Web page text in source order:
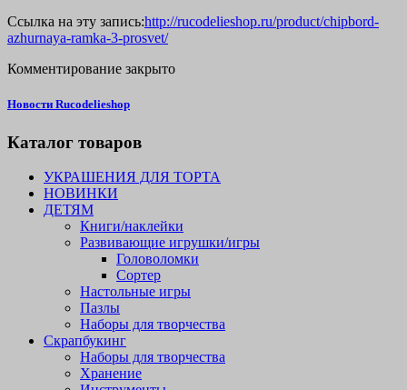
Ссылка на эту запись:http://rucodelieshop.ru/product/chipbord-
azhurnaya-ramka-3-prosvet/
Комментирование закрыто
Новости Rucodelieshop
Каталог товаров
УКРАШЕНИЯ ДЛЯ ТОРТА
НОВИНКИ
ДЕТЯМ
Книги/наклейки
Развивающие игрушки/игры
Головоломки
Сортер
Настольные игры
Пазлы
Наборы для творчества
Скрапбукинг
Наборы для творчества
Хранение